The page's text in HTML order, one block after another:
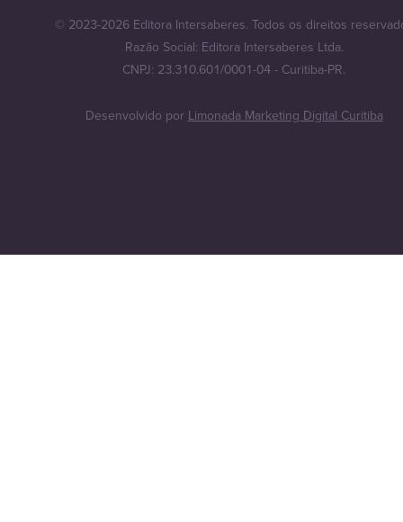
© 2023-2026 Editora Intersaberes. Todos os direitos
Razão Social: Editora Intersaberes Ltda.
CNPJ: 23.310.601/0001-04 - Curitiba-PR.
Desenvolvido porLimonada Marketing Digital Curitiba